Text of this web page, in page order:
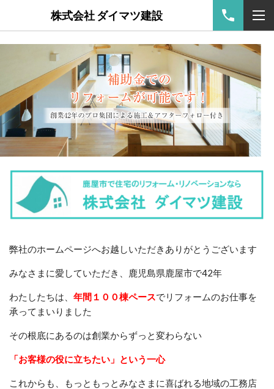
株式会社 ダイマツ建設
弊社のホームページへお越しいただきありがとうございます
みなさまに愛していただき、鹿児島県鹿屋市で42年
わたしたちは、 年間１００棟ペースでリフォームのお仕事を
承ってまいりました
その根底にあるのは創業からずっと変わらない
「お客様の役に立ちたい」という一心
これからも、もっともっとみなさまに喜ばれる地域の工務店